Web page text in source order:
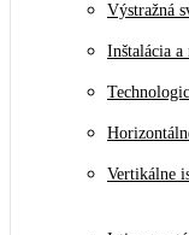
Výstražná
Inštalácia a
Vertikálne